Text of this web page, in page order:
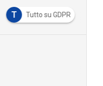
T Tutto su GDPR